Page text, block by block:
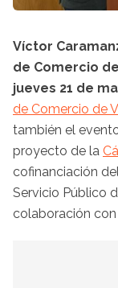
Víctor
de Comercio
jueves 21 de
de Comercio de
también el
proyecto de la
cofinanciación
Servicio Público
colaboración con